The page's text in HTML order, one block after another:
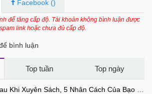
2 tháng trước
2 tháng trước
2 tháng trước
Facebook ()
để tăng cấp độ. Tài khoản không bình luận được
link hoặc chưa đủ cấp độ.
bình luận
Top tuần Top ngày